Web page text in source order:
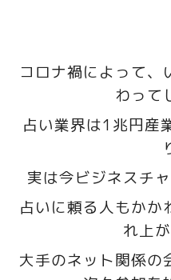
コロナ禍によって、
わって
占い業界は1兆円産
実は今ビジネスチ
占いに頼る人もかか
れ上
大手のネット関係の